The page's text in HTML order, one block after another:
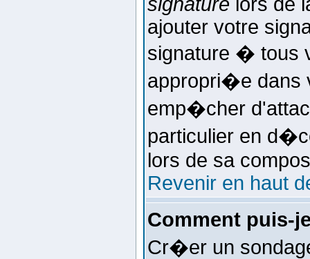
ajouter votre
signature � tous
appropri�e dans
emp�cher
particulier en
lors de sa
Revenir en haut
Comment puis-
Cr�er un